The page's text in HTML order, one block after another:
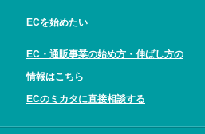
ECを始めたい
EC・通販事業の始め方・伸ばし方の
情報はこちら
ECのミカタに直接相談する